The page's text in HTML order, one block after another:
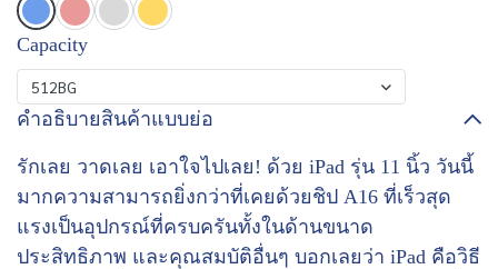
Capacity
512BG
คำอธิบายสินค้าแบบย่อ
รักเลย วาดเลย เอาใจไปเลย! ด้วย iPad รุ่น 11 นิ้ว วันนี้
มากความสามารถยิ่งกว่าที่เคยด้วยชิป A16 ที่เร็วสุด
แรงเป็นอุปกรณ์ที่ครบครันทั้งในด้านขนาด
ประสิทธิภาพ และคุณสมบัติอื่นๆ บอกเลยว่า iPad คือวิธี